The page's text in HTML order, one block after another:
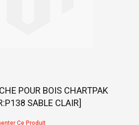
POUR BOIS CHARTPAK
SABLE CLAIR]
Ce Produit